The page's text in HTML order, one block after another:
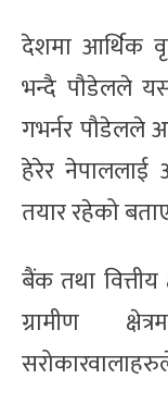
देशमा आर्थिक
भन्दै पौडेलले
गभर्नर पौडेलले
हेरेर नेपाललाई
तयार रहेको
बैंक तथा
ग्रामीण